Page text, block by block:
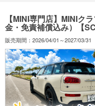
【MINI専門店】MINIク
金・免責補償込み）【
販売期間：2026/04/01～2027/03/31